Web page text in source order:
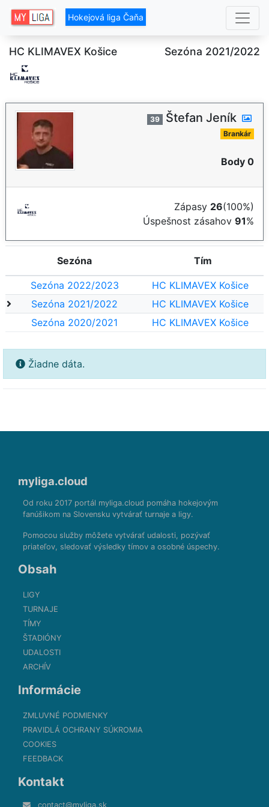
Hokejová liga Čaňa
HC KLIMAVEX Košice Sezóna 2021/2022
39 Štefan Jeník
Brankár
Body 0
Zápasy 26(100%)
Úspešnost zásahov 91%
Sezóna Tím
Sezóna 2022/2023
HC KLIMAVEX Košice
Sezóna 2021/2022
HC KLIMAVEX Košice
Sezóna 2020/2021
HC KLIMAVEX Košice
Žiadne dáta.
myliga.cloud
Od roku 2017 portál myliga.cloud pomáha hokejovým
fanúšikom na Slovensku vytvárať turnaje a ligy.
Pomocou služby môžete vytvárať udalosti, pozývať
priateľov, sledovať výsledky tímov a osobné úspechy.
Obsah
LIGY
TURNAJE
TÍMY
ŠTADIÓNY
UDALOSTI
ARCHÍV
Informácie
ZMLUVNÉ PODMIENKY
PRAVIDLÁ OCHRANY SÚKROMIA
COOKIES
FEEDBACK
Kontakt
contact@myliga.sk